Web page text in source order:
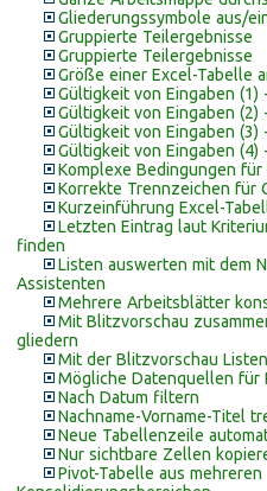
Gliederungssymbole aus/
Gruppierte Teilergebnisse
Gruppierte Teilergebnisse
Größe einer Excel-Tabelle
Gültigkeit von Eingaben (1)
Gültigkeit von Eingaben (2)
Gültigkeit von Eingaben (3)
Gültigkeit von Eingaben (4)
Komplexe Bedingungen für
Korrekte Trennzeichen für
Kurzeinführung Excel-
Letzten Eintrag laut
finden
Listen auswerten mit dem
Assistenten
Mehrere Arbeitsblätter
Mit Blitzvorschau
gliedern
Mit der Blitzvorschau
Mögliche Datenquellen für
Nach Datum filtern
Nachname-Vorname-Titel
Neue Tabellenzeile
Nur sichtbare Zellen
Pivot-Tabelle aus mehreren